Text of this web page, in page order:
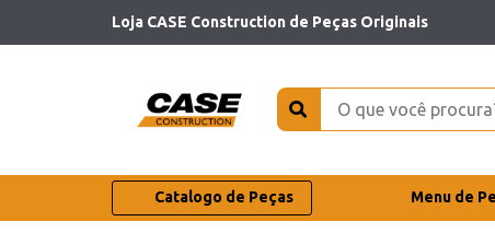
Loja CASE Construction de Peças Originais
Catalogo de Peças Menu de